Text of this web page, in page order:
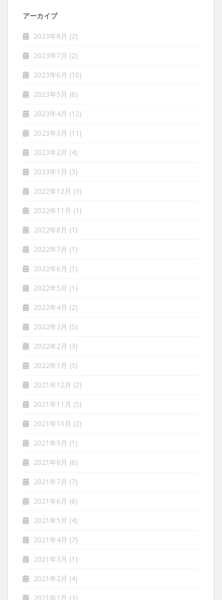
アーカイブ
2023年8月 (2)
2023年7月 (2)
2023年6月 (10)
2023年5月 (6)
2023年4月 (12)
2023年3月 (11)
2023年2月 (4)
2023年1月 (3)
2022年12月 (3)
2022年11月 (1)
2022年8月 (1)
2022年7月 (1)
2022年6月 (1)
2022年5月 (1)
2022年4月 (2)
2022年3月 (5)
2022年2月 (3)
2022年1月 (5)
2021年12月 (2)
2021年11月 (5)
2021年10月 (2)
2021年9月 (1)
2021年8月 (6)
2021年7月 (7)
2021年6月 (6)
2021年5月 (4)
2021年4月 (7)
2021年3月 (1)
2021年2月 (4)
2021年1月 (3)